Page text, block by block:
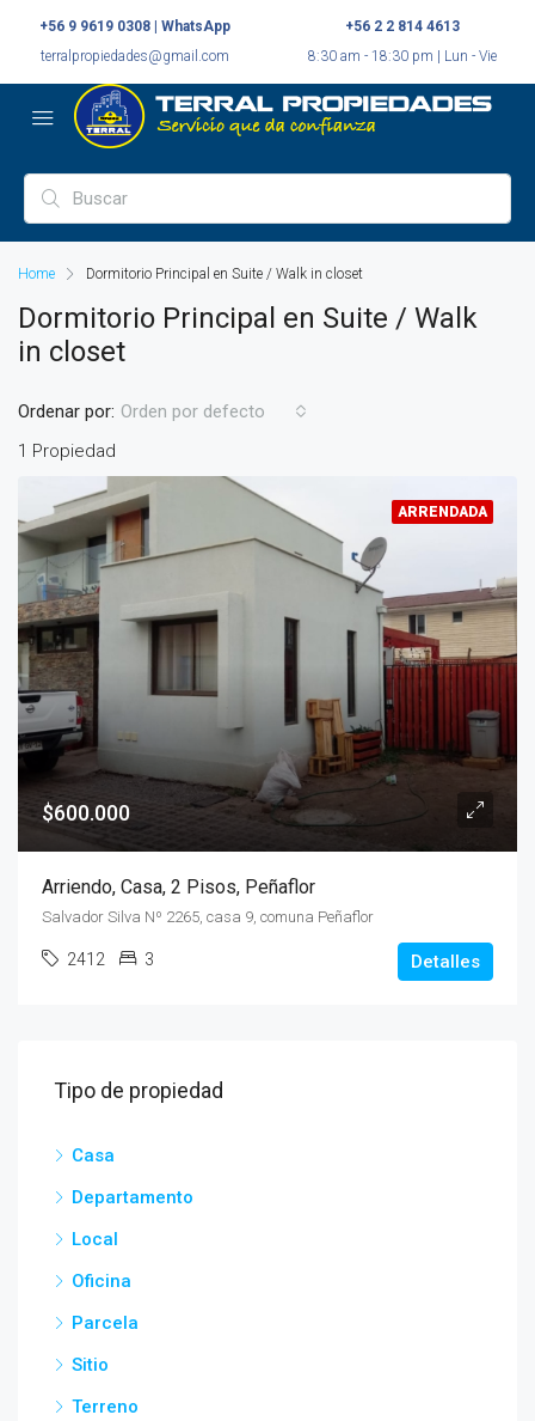
+56 9 9619 0308 | WhatsApp
terralpropiedades@gmail.com
+56 2 2 814 4613
8:30 am - 18:30 pm | Lun - Vie
Home Dormitorio Principal en Suite / Walk in closet
Dormitorio Principal en Suite / Walk
in closet
1 Propiedad
Ordenar por: Orden por defecto
ARRENDADA
$600.000
Arriendo, Casa, 2 Pisos, Peñaflor
Salvador Silva Nº 2265, casa 9, comuna Peñaflor
2412 3 Detalles
Tipo de propiedad
Casa
Departamento
Local
Oficina
Parcela
Sitio
Terreno